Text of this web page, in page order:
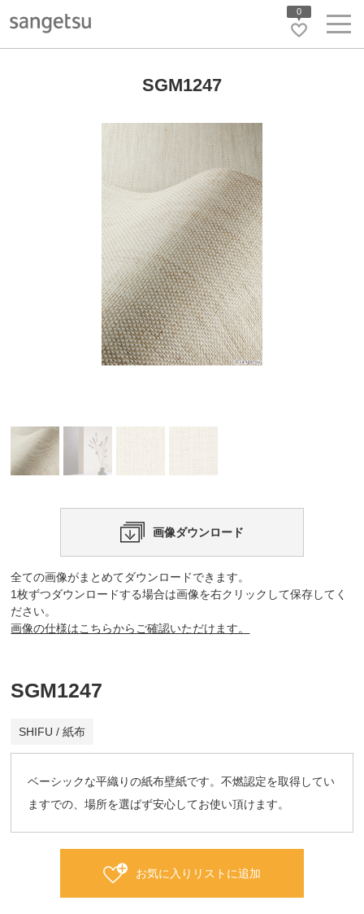
0
SGM1247
画像ダウンロード
全ての画像がまとめてダウンロードできます。
1枚ずつダウンロードする場合は画像を右クリックして保存してく
ださい。
画像の仕様はこちらからご確認いただけます。
SGM1247
SHIFU / 紙布
ベーシックな平織りの紙布壁紙です。不燃認定を取得してい
ますでの、場所を選ばず安心してお使い頂けます。
お気に入りリストに追加